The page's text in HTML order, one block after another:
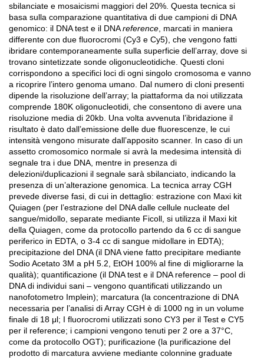
sbilanciate e mosaicismi maggiori del 20%. Questa tecnica si
basa sulla comparazione quantitativa di due campioni di DNA
genomico: il DNA test e il DNAreference , marcati in maniera
differente con due fluorocromi (Cy3 e Cy5), che vengono fatti
ibridare contemporaneamente sulla superficie dell’array, dove si
trovano sintetizzate sonde oligonucleotidiche. Questi cloni
corrispondono a specifici loci di ogni singolo cromosoma e vanno
a ricoprire l’intero genoma umano. Dal numero di cloni presenti
dipende la risoluzione dell’array; la piattaforma da noi utilizzata
comprende 180K oligonucleotidi, che consentono di avere una
risoluzione media di 20kb. Una volta avvenuta l’ibridazione il
risultato è dato dall’emissione delle due fluorescenze, le cui
intensità vengono misurate dall’apposito scanner. In caso di un
assetto cromosomico normale si avrà la medesima intensità di
segnale tra i due DNA, mentre in presenza di
delezioni/duplicazioni il segnale sarà sbilanciato, indicando la
presenza di un’alterazione genomica. La tecnica array CGH
prevede diverse fasi, di cui in dettaglio: estrazione con Maxi kit
Quiagen (per l’estrazione del DNA dalle cellule nucleate del
sangue/midollo, separate mediante Ficoll, si utilizza il Maxi kit
della Quiagen, come da protocollo partendo da 6 cc di sangue
periferico in EDTA, o 3-4 cc di sangue midollare in EDTA);
precipitazione del DNA (il DNA viene fatto precipitare mediante
Sodio Acetato 3M a pH 5.2, EtOH 100% al fine di migliorarne la
qualità); quantificazione (il DNA test e il DNA reference – pool di
DNA di individui sani – vengono quantificati utilizzando un
nanofotometro Implein); marcatura (la concentrazione di DNA
necessaria per l’analisi di Array CGH è di 1000 ng in un volume
finale di 18 μl; I fluorocromi utilizzati sono CY3 per il Test e CY5
per il reference; i campioni vengono tenuti per 2 ore a 37°C,
come da protocollo OGT); purificazione (la purificazione del
prodotto di marcatura avviene mediante colonnine graduate